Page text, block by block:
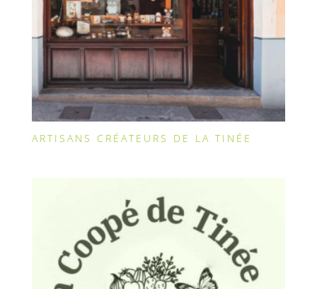
ARTISANS CRÉATEURS DE LA TINÉE